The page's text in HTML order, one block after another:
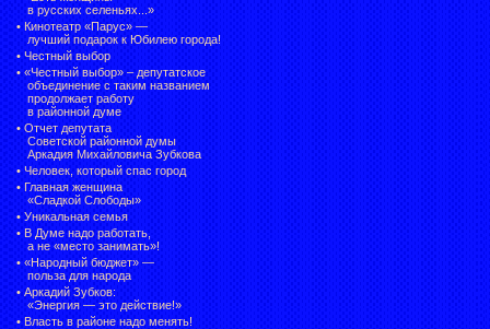
в русских селеньях...»
• Кинотеатр «Парус» —
лучший подарок к Юбилею города!
• Честный выбор
• «Честный выбор» – депутатское
объединение с таким названием
продолжает работу
в районной думе
• Отчет депутата
Советской районной думы
Аркадия Михайловича Зубкова
• Человек, который спас город
• Главная женщина
«Сладкой Слободы»
• Уникальная семья
• В Думе надо работать,
а не «место занимать»!
• «Народный бюджет» —
польза для народа
• Аркадий Зубков:
«Энергия — это действие!»
• Власть в районе надо менять!